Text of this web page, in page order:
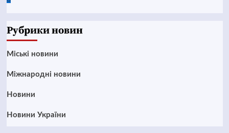
Рубрики новин
Mіські новини
Міжнародні новини
Новини
Новини України